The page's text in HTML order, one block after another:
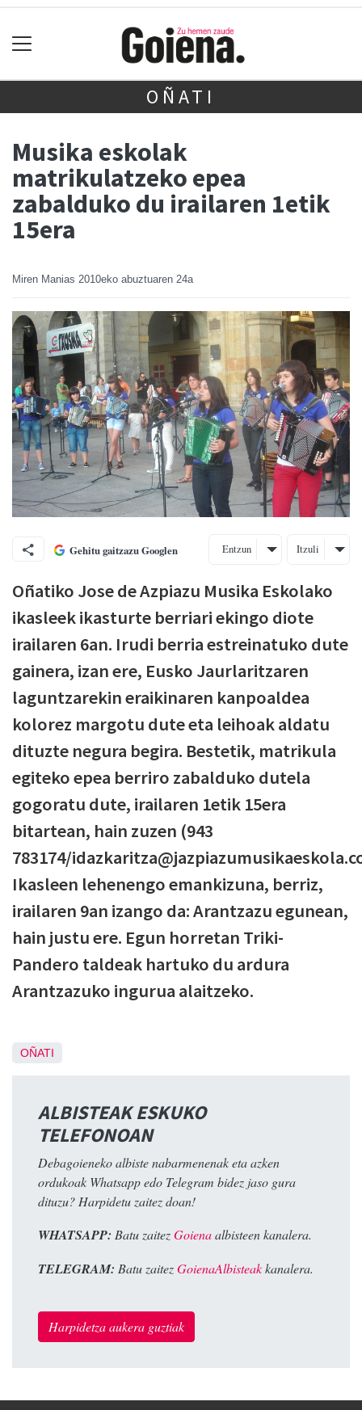
OÑATI
Musika eskolak
matrikulatzeko epea
zabalduko du irailaren 1etik
15era
Miren Manias 2010eko abuztuaren 24a
Gehitu gaitzazu Googlen Entzun Itzuli
Oñatiko Jose de Azpiazu Musika Eskolako
ikasleek ikasturte berriari ekingo diote
irailaren 6an. Irudi berria estreinatuko dute
gainera, izan ere, Eusko Jaurlaritzaren
laguntzarekin eraikinaren kanpoaldea
kolorez margotu dute eta leihoak aldatu
dituzte negura begira. Bestetik, matrikula
egiteko epea berriro zabalduko dutela
gogoratu dute, irailaren 1etik 15era
bitartean, hain zuzen (943
783174/
Ikasleen lehenengo emankizuna, berriz,
irailaren 9an izango da: Arantzazu egunean,
hain justu ere. Egun horretan Triki-
Pandero taldeak hartuko du ardura
Arantzazuko ingurua alaitzeko.
OÑATI
ALBISTEAK ESKUKO
TELEFONOAN
Debagoieneko albiste nabarmenenak eta azken
ordukoak Whatsapp edo Telegram bidez jaso gura
dituzu? Harpidetu zaitez doan!
WHATSAPP: Batu zaitezGoienaalbisteen kanalera.
TELEGRAM: Batu zaitezGoienaAlbisteakkanalera.
Harpidetza aukera guztiak